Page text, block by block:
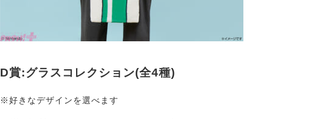
D賞:グラスコレクション(全4種)
※好きなデザインを選べます